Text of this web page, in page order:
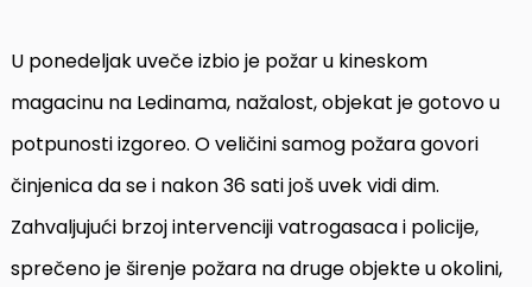
U ponedeljak uveče izbio je požar u kineskom
magacinu na Ledinama, nažalost, objekat je gotovo u
potpunosti izgoreo. O veličini samog požara govori
činjenica da se i nakon 36 sati još uvek vidi dim.
Zahvaljujući brzoj intervenciji vatrogasaca i policije,
sprečeno je širenje požara na druge objekte u okolini,